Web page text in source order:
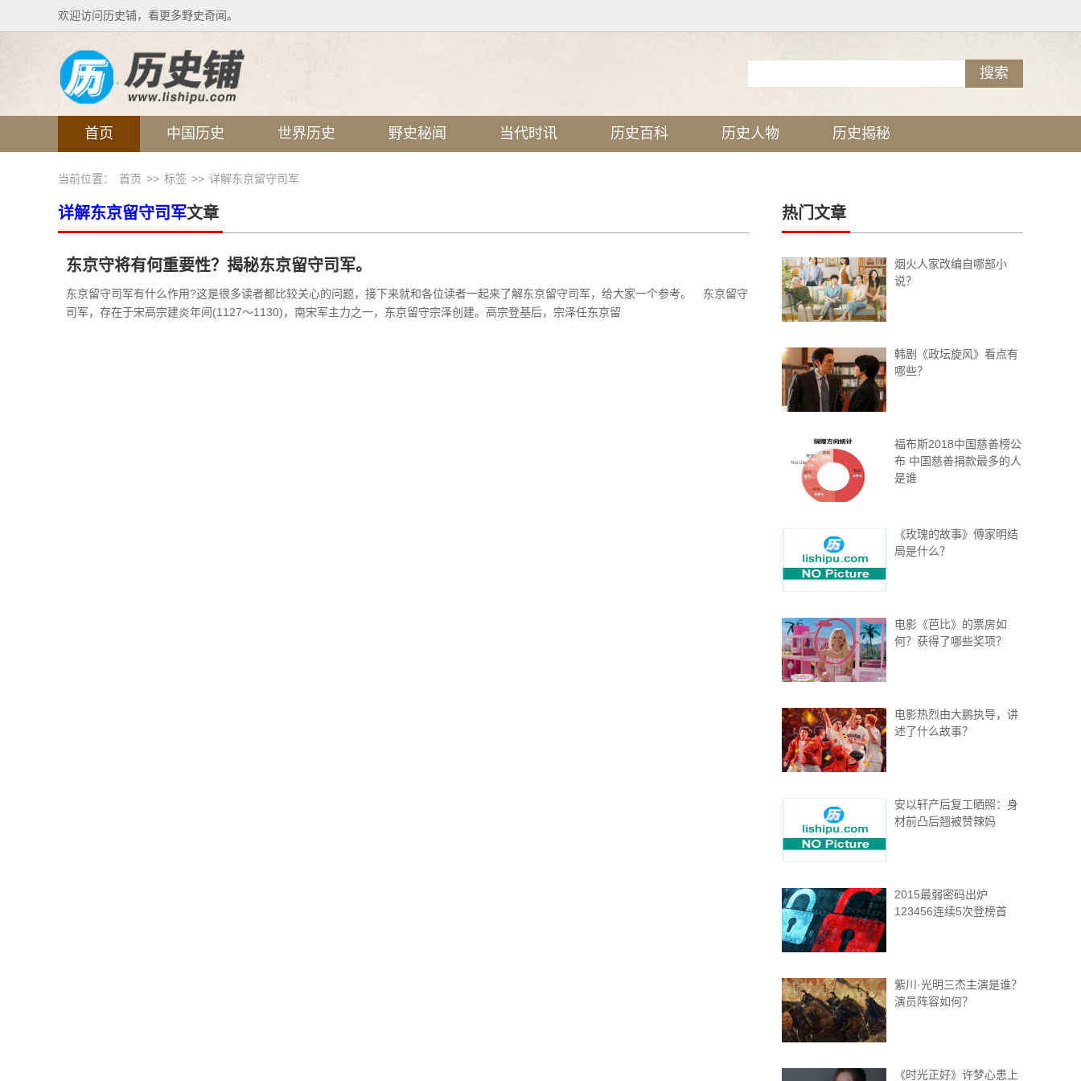
欢迎访问历史铺，看更多野史奇闻。
首页 中国历史 世界历史 野史秘闻 当代时讯 历史百科 历史人物 历史揭秘
当前位置： 首页 >> 标签 >> 详解东京留守司军
详解东京留守司军文章
东京守将有何重要性？揭秘东京留守司军。
东京留守司军有什么作用?这是很多读者都比较关心的问题，接下来就和各位读者一起来了解东京留守司军，给大家一个参考。 东京留守
司军，存在于宋高宗建炎年间(1127～1130)，南宋军主力之一，东京留守宗泽创建。高宗登基后，宗泽任东京留
热门文章
烟火人家改编自哪部小
说？
韩剧《政坛旋风》看点有
哪些？
福布斯2018中国慈善榜公
布 中国慈善捐款最多的人
是谁
《玫瑰的故事》傅家明结
局是什么？
电影《芭比》的票房如
何？获得了哪些奖项？
电影热烈由大鹏执导，讲
述了什么故事？
安以轩产后复工晒照：身
材前凸后翘被赞辣妈
2015最弱密码出炉
123456连续5次登榜首
紫川·光明三杰主演是谁？
演员阵容如何？
《时光正好》许梦心患上